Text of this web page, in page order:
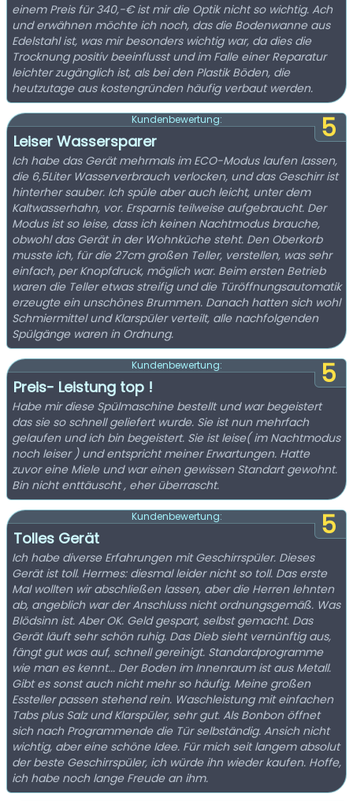
einem Preis für 340,-€ ist mir die Optik nicht so wichtig. Ach
und erwähnen möchte ich noch, das die Bodenwanne aus
Edelstahl ist, was mir besonders wichtig war, da dies die
Trocknung positiv beeinflusst und im Falle einer Reparatur
leichter zugänglich ist, als bei den Plastik Böden, die
heutzutage aus kostengründen häufig verbaut werden.
5
Kundenbewertung:
Leiser Wassersparer
Ich habe das Gerät mehrmals im ECO-Modus laufen lassen,
die 6,5Liter Wasserverbrauch verlocken, und das Geschirr ist
hinterher sauber. Ich spüle aber auch leicht, unter dem
Kaltwasserhahn, vor. Ersparnis teilweise aufgebraucht. Der
Modus ist so leise, dass ich keinen Nachtmodus brauche,
obwohl das Gerät in der Wohnküche steht. Den Oberkorb
musste ich, für die 27cm großen Teller, verstellen, was sehr
einfach, per Knopfdruck, möglich war. Beim ersten Betrieb
waren die Teller etwas streifig und die Türöffnungsautomatik
erzeugte ein unschönes Brummen. Danach hatten sich wohl
Schmiermittel und Klarspüler verteilt, alle nachfolgenden
Spülgänge waren in Ordnung.
5
Kundenbewertung:
Preis- Leistung top !
Habe mir diese Spülmaschine bestellt und war begeistert
das sie so schnell geliefert wurde. Sie ist nun mehrfach
gelaufen und ich bin begeistert. Sie ist leise( im Nachtmodus
noch leiser ) und entspricht meiner Erwartungen. Hatte
zuvor eine Miele und war einen gewissen Standart gewohnt.
Bin nicht enttäuscht , eher überrascht.
5
Kundenbewertung:
Tolles Gerät
Ich habe diverse Erfahrungen mit Geschirrspüler. Dieses
Gerät ist toll. Hermes: diesmal leider nicht so toll. Das erste
Mal wollten wir abschließen lassen, aber die Herren lehnten
ab, angeblich war der Anschluss nicht ordnungsgemäß. Was
Blödsinn ist. Aber OK. Geld gespart, selbst gemacht. Das
Gerät läuft sehr schön ruhig. Das Dieb sieht vernünftig aus,
fängt gut was auf, schnell gereinigt. Standardprogramme
wie man es kennt... Der Boden im Innenraum ist aus Metall.
Gibt es sonst auch nicht mehr so häufig. Meine großen
Essteller passen stehend rein. Waschleistung mit einfachen
Tabs plus Salz und Klarspüler, sehr gut. Als Bonbon öffnet
sich nach Programmende die Tür selbständig. Ansich nicht
wichtig, aber eine schöne Idee. Für mich seit langem absolut
der beste Geschirrspüler, ich würde ihn wieder kaufen. Hoffe,
ich habe noch lange Freude an ihm.